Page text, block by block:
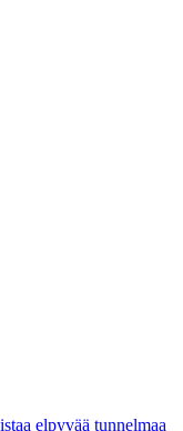
elpyvää tunnelmaa